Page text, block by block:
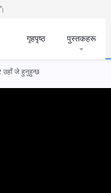
गृहपृष्ठ पुस्तकहरू
उहाँ जे हुनुहुन्छ